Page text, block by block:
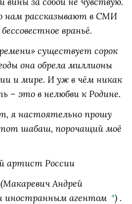
нам рассказывают в СМИ
враньё.
существует сорок
она обрела миллионы
и мире. И уж в чём никак
– это в нелюбви к Родине.
я настоятельно прошу
шабаш, порочащий моё
артист России
(Макаревич Андрей
иностранным агентом *) .